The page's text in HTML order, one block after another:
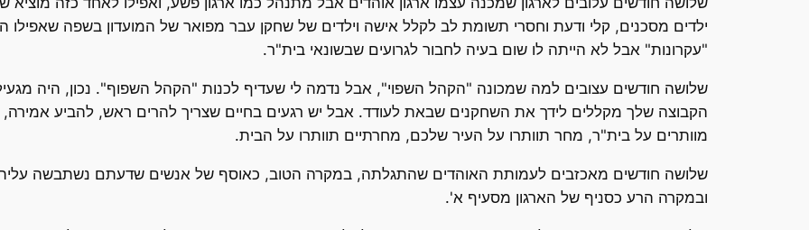
ילדים מסכנים, קלי ודעת וחסרי תשומת לב לקלל אישה וילדים של שחקן עבר מפואר של המועדון בשפה שאפילו
"עקרונות" אבל לא הייתה לו שום בעיה לחבור לגרועים שבשונאי בית"ר.
שלושה חודשים עצובים למה שמכונה "הקהל השפוי", אבל נדמה לי שעדיף לכנות "הקהל השפוף". נכון, היה
הקבוצה שלך מקללים לידך את השחקנים שבאת לעודד. אבל יש רגעים בחיים שצריך להרים ראש, להביע
מוותרים על בית"ר, מחר תוותרו על העיר שלכם, מחרתיים תוותרו על הבית.
שלושה חודשים מאכזבים לעמותת האוהדים שהתגלתה, במקרה הטוב, כאוסף של אנשים שדעתם נשתבשה
ובמקרה הרע כסניף של הארגון מסעיף א'.